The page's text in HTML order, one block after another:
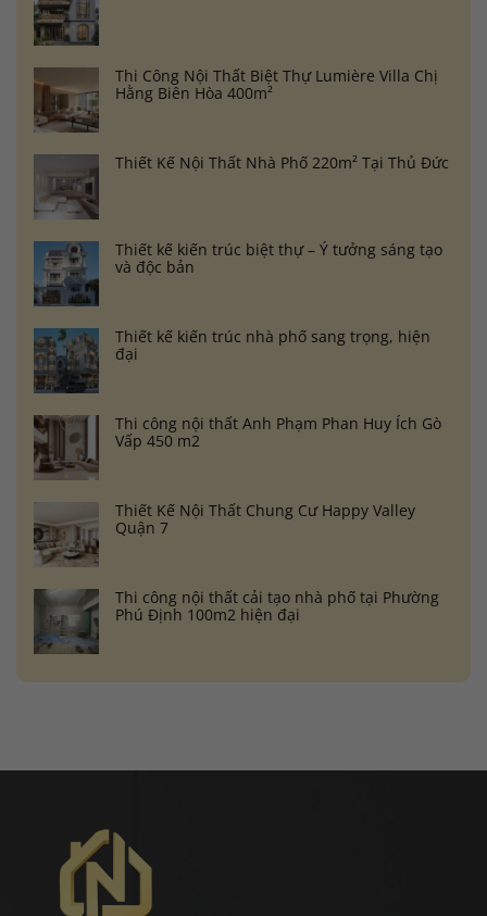
Thi Công Nội Thất Biệt Thự Lumière Villa Chị
Hằng Biên Hòa 400m²
Thiết Kế Nội Thất Nhà Phố 220m² Tại Thủ Đức
Thiết kế kiến trúc biệt thự – Ý tưởng sáng tạo
và độc bản
Thiết kế kiến trúc nhà phố sang trọng, hiện
đại
Thi công nội thất Anh Phạm Phan Huy Ích Gò
Vấp 450 m2
Thiết Kế Nội Thất Chung Cư Happy Valley
Quận 7
Thi công nội thất cải tạo nhà phố tại Phường
Phú Định 100m2 hiện đại